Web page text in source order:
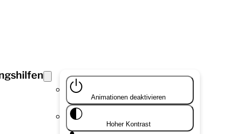
Animationen deaktivieren
Hoher Kontrast